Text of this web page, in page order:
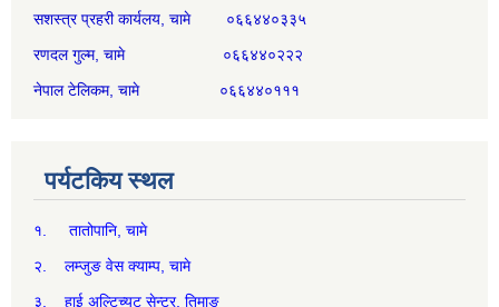
सशस्त्र प्रहरी कार्यलय, चामे ०६६४४०३३५
रणदल गुल्म, चामे ०६६४४०२२२
नेपाल टेलिकम, चामे ०६६४४०१११
पर्यटकिय स्थल
१. तातोपानि, चामे
२. लम्जुङ वेस क्याम्प, चामे
३. हाई अल्टिच्युट सेन्टर, तिमाङ